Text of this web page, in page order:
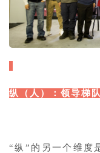
纵（人）：领导梯
“纵”的另一个维度